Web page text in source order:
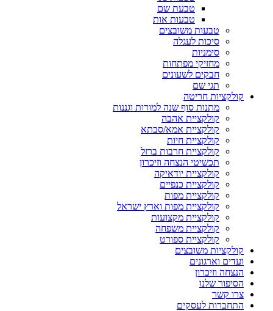
טבעת שם
טבעות אות
טבעות משובצים
סיכות לעגלה
סימניות
מחזיקי מפתחות
חבקים לשעונים
תגי שם
קולקציות חריטה
מתנות סוף שנה למורות וגננות
קולקציית אהבה
קולקציית אמא/סבתא
קולקציית חיות
קולקציית חרבות ברזל
תכשיטי הנצחה וזיכרון
קולקציית יודאיקה
קולקציית כנפיים
קולקציית מפות
קולקציית מפות וארץ ישראל
קולקציית מקצועות
קולקציית משפחה
קולקציית ספורט
קולקציות משובצים
ועדים וארגונים
הנצחה וזיכרון
הסיפור שלנו
צרו קשר
התחברות לעסקים